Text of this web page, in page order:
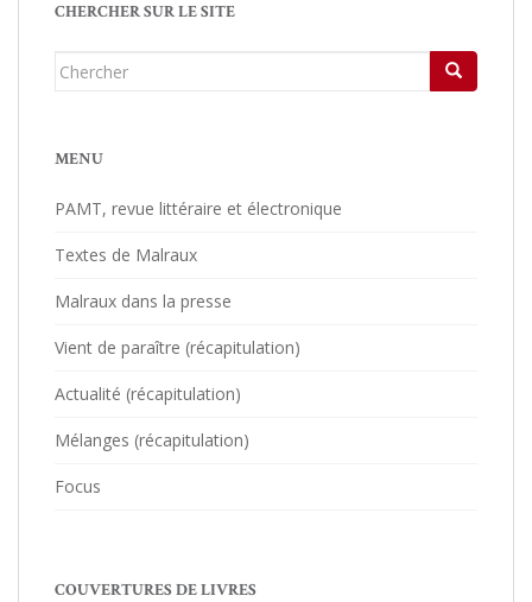
CHERCHER SUR LE SITE
Chercher...
MENU
PAMT, revue littéraire et électronique
Textes de Malraux
Malraux dans la presse
Vient de paraître (récapitulation)
Actualité (récapitulation)
Mélanges (récapitulation)
Focus
COUVERTURES DE LIVRES